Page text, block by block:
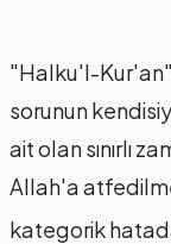
"Halku'l-Kur'an"
sorunun
ait olan sınırlı
Allah'a
kategorik